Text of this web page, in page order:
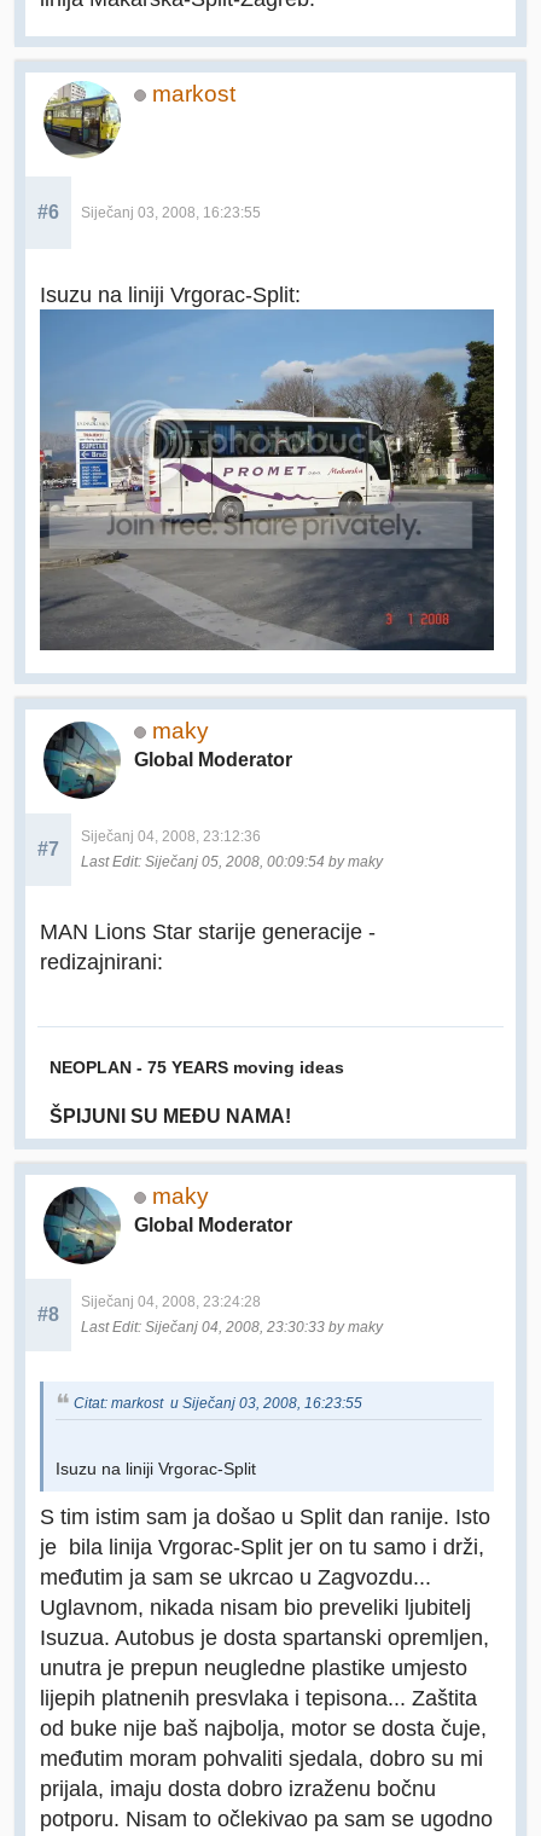
markost
#6 Siječanj 03, 2008, 16:23:55
Isuzu na liniji Vrgorac-Split:
maky
Global Moderator
#7
Siječanj 04, 2008, 23:12:36
Last Edit: Siječanj 05, 2008, 00:09:54 by maky
MAN Lions Star starije generacije -
redizajnirani:
NEOPLAN - 75 YEARS moving ideas
ŠPIJUNI SU MEĐU NAMA!
maky
Global Moderator
#8
Siječanj 04, 2008, 23:24:28
Last Edit: Siječanj 04, 2008, 23:30:33 by maky
Citat: markost u Siječanj 03, 2008, 16:23:55
Isuzu na liniji Vrgorac-Split
S tim istim sam ja došao u Split dan ranije. Isto
je bila linija Vrgorac-Split jer on tu samo i drži,
međutim ja sam se ukrcao u Zagvozdu...
Uglavnom, nikada nisam bio preveliki ljubitelj
Isuzua. Autobus je dosta spartanski opremljen,
unutra je prepun neugledne plastike umjesto
lijepih platnenih presvlaka i tepisona... Zaštita
od buke nije baš najbolja, motor se dosta čuje,
međutim moram pohvaliti sjedala, dobro su mi
prijala, imaju dosta dobro izraženu bočnu
potporu. Nisam to očlekivao pa sam se ugodno